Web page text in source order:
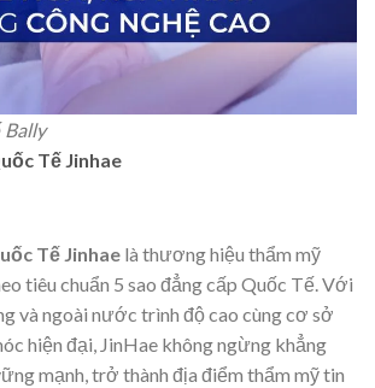
Bally
Tế Jinhae
Tế Jinhae là thương hiệu thẩm mỹ
tiêu chuẩn 5 sao đẳng cấp Quốc Tế. Với
và ngoài nước trình độ cao cùng cơ sở
hiện đại, JinHae không ngừng khẳng
mạnh, trở thành địa điểm thẩm mỹ tin